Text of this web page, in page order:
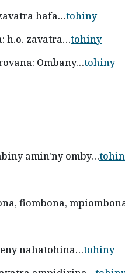
hafa…tohiny
h.o. zavatra…tohiny
Ombany…tohiny
amin'ny omby…
fiombona,
nahatohina…tohiny